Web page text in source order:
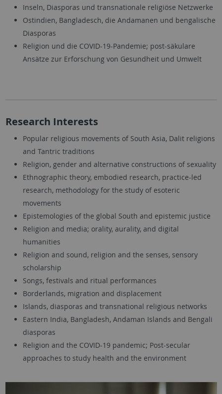
Inseln, Diasporas und transnationale religiöse Netzwerke
Ostindien, Bangladesch, die Andamanen und bengalische
Diasporas
Religion und die COVID-19-Pandemie; post-säkulare
Ansätze zur Erforschung von Gesundheit und Umwelt
Research Interests
Popular religious movements of South Asia, Dalit religions
and Tantric traditions
Religion, gender and alternative constructions of sexuality
Ethnographic theory, embodied research, practice-led
research, methodology for the study of esoteric
movements
Epistemologies of the global South and epistemic justice
Religion and media; orality, aurality, and digital
humanities
Religion and sound, religion and the senses, sensory
scholarship
Songs, festivals and ritual performances
Borderlands, migration and displacement
Islands, diasporas and transnational religious networks
Eastern India, Bangladesh, Andaman Islands and Bengali
diasporas
Religion and the COVID-19 pandemic; Post-secular
approaches to study health and the environment